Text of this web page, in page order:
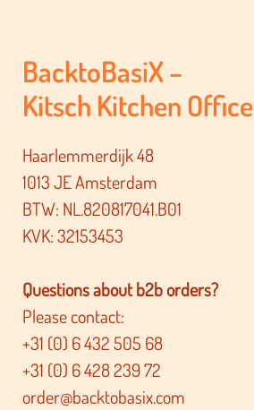
BacktoBasiX –
Kitsch Kitchen Office
Haarlemmerdijk 48
1013 JE Amsterdam
BTW: NL.820817041.B01
KVK: 32153453
Questions about b2b orders?
Please contact:
+31 (0) 6 432 505 68
+31 (0) 6 428 239 72
order@backtobasix.com